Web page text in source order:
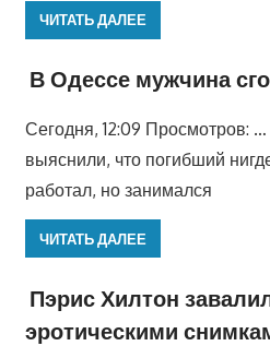
ЧИТАТЬ ДАЛЕЕ
В Одессе мужчина
Сегодня, 12:09 Просмотров:
выяснили, что погибший
работал, но занимался
ЧИТАТЬ ДАЛЕЕ
Пэрис Хилтон
эротическими